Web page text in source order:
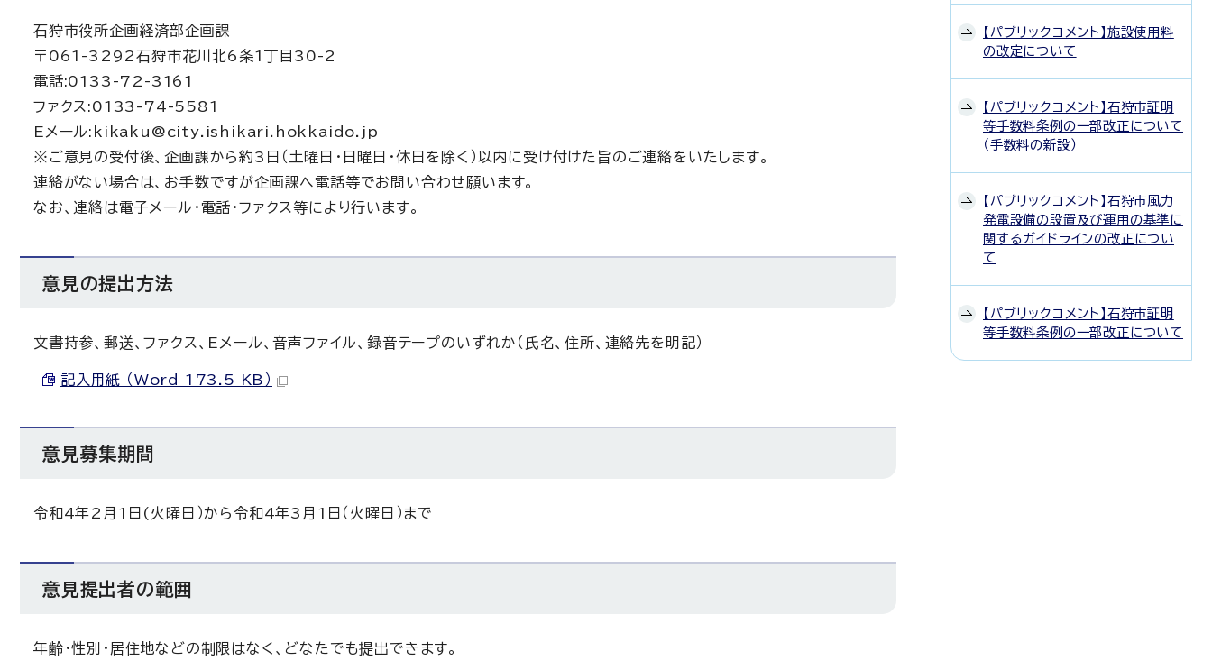
石狩市役所企画経済部企画課
〒061-3292石狩市花川北6条1丁目30-2
電話:0133-72-3161
ファクス:0133-74-5581
Eメール:kikaku@city.ishikari.hokkaido.jp
※ご意見の受付後、企画課から約3日（土曜日・日曜日・休日を除く）以内に受け付けた旨のご連絡をいたします。
連絡がない場合は、お手数ですが企画課へ電話等でお問い合わせ願います。
なお、連絡は電子メール・電話・ファクス等により行います。
意見の提出方法
文書持参、郵送、ファクス、Eメール、音声ファイル、録音テープのいずれか（氏名、住所、連絡先を明記）
記入用紙 （Word 173.5 KB）
意見募集期間
令和4年2月1日(火曜日）から令和4年3月1日（火曜日）まで
意見提出者の範囲
年齢・性別・居住地などの制限はなく、どなたでも提出できます。
【パブリックコメント】施設使用料
の改定について
【パブリックコメント】石狩市証明
等手数料条例の一部改正について
（手数料の新設）
【パブリックコメント】石狩市風力
発電設備の設置及び運用の基準に
関するガイドラインの改正につい
て
【パブリックコメント】石狩市証明
等手数料条例の一部改正について